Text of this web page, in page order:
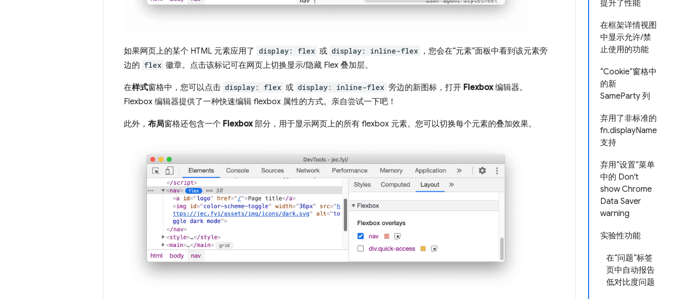
提升了性能
在框架详情视图
中显示允许/禁
止使用的功能
“Cookie”窗格中
的新
SameParty 列
弃用了非标准的
fn.displayName
支持
弃用“设置”菜单
中的 Don't
show Chrome
Data Saver
warning
实验性功能
在“问题”标签
页中自动报告
低对比度问题
如果网页上的某个 HTML 元素应用了 display: flex 或 display: inline-flex
，您会在“元素”面板中看到该元素旁
边的 flex 徽章。点击该标记可在网页上切换显示/隐藏 Flex 叠加层。
在样式窗格中，您可以点击 display: flex 或 display: inline-flex 旁边的新图标，打开 Flexbox编辑器。
Flexbox 编辑器提供了一种快速编辑 flexbox 属性的方式。亲自尝试一下吧！
此外， 布局窗格还包含一个 Flexbox部分，用于显示网页上的所有 flexbox 元素。您可以切换每个元素的叠加效果。